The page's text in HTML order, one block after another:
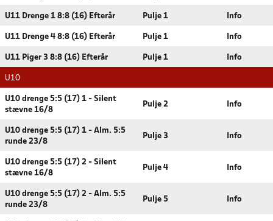
U11 Drenge 1 8:8 (16) Efterår Pulje 1 Info
U11 Drenge 4 8:8 (16) Efterår Pulje 1 Info
U11 Piger 3 8:8 (16) Efterår Pulje 1 Info
U10
U10 drenge 5:5 (17) 1 - Silent
stævne 16/8
Pulje 2 Info
U10 drenge 5:5 (17) 1 - Alm. 5:5
runde 23/8
Pulje 3 Info
U10 drenge 5:5 (17) 2 - Silent
stævne 16/8
Pulje 4 Info
U10 drenge 5:5 (17) 2 - Alm. 5:5
runde 23/8
Pulje 5 Info